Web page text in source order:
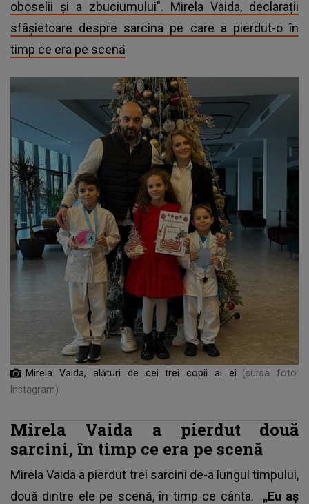
oboselii și a zbuciumului". Mirela Vaida, declarații
sfâșietoare despre sarcina pe care a pierdut-o în
timp ce era pe scenă
Mirela Vaida, alături de cei trei copii ai ei
(sursa foto:
Instagram)
Mirela Vaida a pierdut două
sarcini, în timp ce era pe scenă
Mirela Vaida a pierdut trei sarcini de-a lungul timpului,
două dintre ele pe scenă, în timp ce cânta. „Eu aș